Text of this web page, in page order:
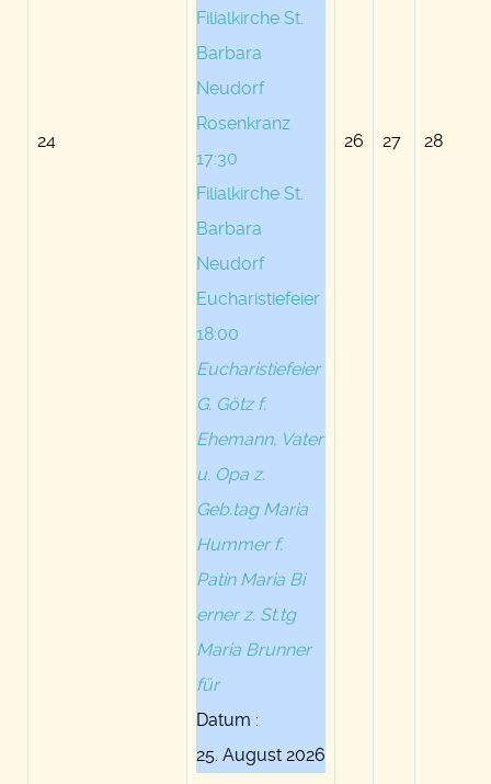
24
Filialkirche St.
Barbara
Neudorf
Rosenkranz
17:30
Filialkirche St.
Barbara
Neudorf
Eucharistiefeier
18:00
Eucharistiefeier
G. Götz f.
Ehemann, Vater
u. Opa z.
Geb.tag Maria
Hummer f.
Patin Maria Bi
erner z. St.tg
Maria Brunner
für
Datum :
25. August 2026
26 27 28